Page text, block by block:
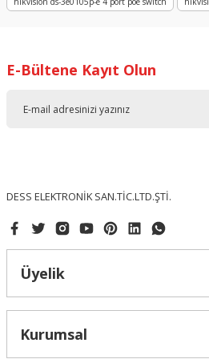
Bu ürüne benzer farklı alternatifler
E-Bültene Kayıt Olun
DESS ELEKTRONİK SAN.TİC.LTD.ŞTİ.
Üyelik
Kurumsal